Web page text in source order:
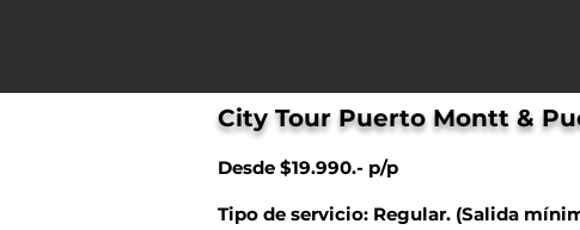
City Tour Puerto Montt &
Desde $19.990.- p/p
Tipo de servicio: Regular. (Salida